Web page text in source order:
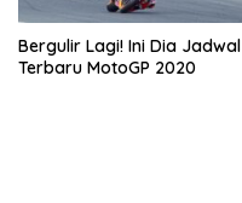
Bergulir Lagi! Ini Dia Jadwal
Terbaru MotoGP 2020